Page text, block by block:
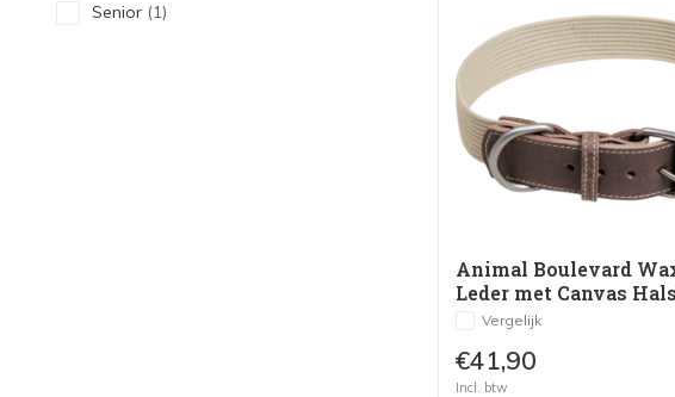
Senior (1)
Animal Boulevard
Leder met Canvas
Hond Bruin/Beige
Vergelijk
€41,90
Incl. btw